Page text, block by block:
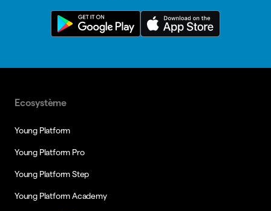
Ecosystème
Young Platform
Young Platform Pro
Young Platform Step
Young Platform Academy